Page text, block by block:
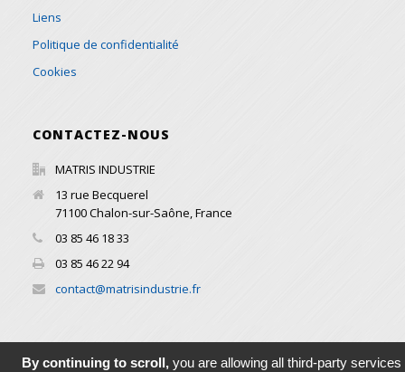
Liens
Politique de confidentialité
Cookies
CONTACTEZ-NOUS
MATRIS INDUSTRIE
13 rue Becquerel
71100Chalon-sur-Saône,France
03 85 46 18 33
03 85 46 22 94
contact@matrisindustrie.fr
By continuing to scroll, you are allowing all third-party services